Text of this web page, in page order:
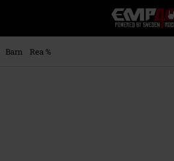
EMP
-
Musik,
Barn
Rea %